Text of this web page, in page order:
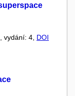
vydání: 4, DOI